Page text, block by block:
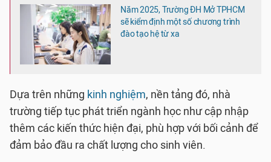
Năm 2025, Trường ĐH Mở TPHCM
sẽ kiểm định một số chương trình
đào tạo hệ từ xa
Dựa trên những kinh nghiệm, nền tảng đó, nhà
trường tiếp tục phát triển ngành học như cập nhập
thêm các kiến thức hiện đại, phù hợp với bối cảnh để
đảm bảo đầu ra chất lượng cho sinh viên.